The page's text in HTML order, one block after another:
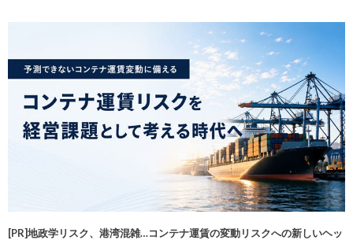
[PR]地政学リスク、港湾混雑…コンテナ運賃の変動リスクへの新しいヘッ